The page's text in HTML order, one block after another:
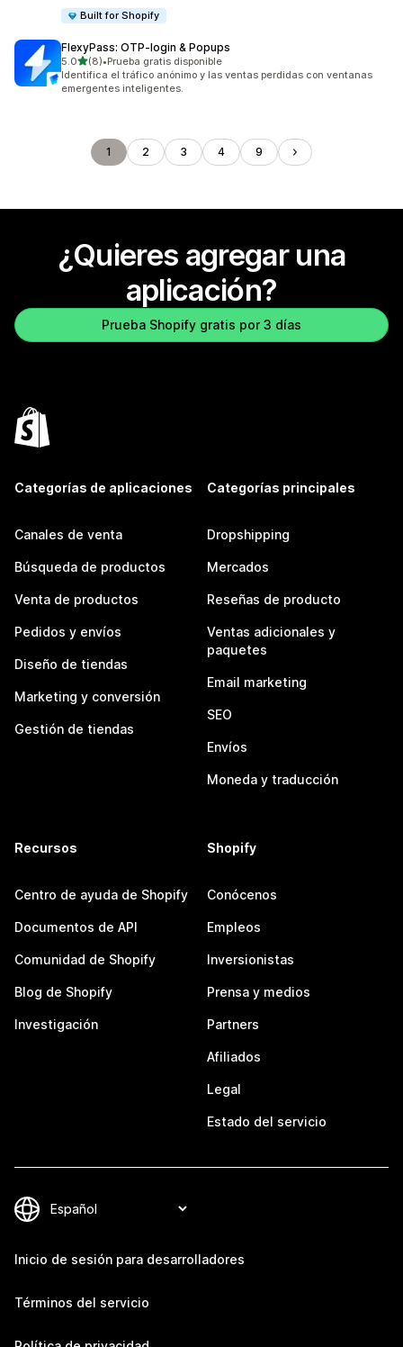
Built for Shopify
FlexyPass: OTP‑login & Popups
5.0de 5 estrellas
(8)
8 reseñas en total
•Prueba gratis disponible
Identifica el tráfico anónimo y las ventas perdidas con ventanas
emergentes inteligentes.
1 2 3 4 9
¿Quieres agregar una
aplicación?
Prueba Shopify gratis por 3 días
Categorías de aplicaciones
Canales de venta
Búsqueda de productos
Venta de productos
Pedidos y envíos
Diseño de tiendas
Marketing y conversión
Gestión de tiendas
Categorías principales
Dropshipping
Mercados
Reseñas de producto
Ventas adicionales y
paquetes
Email marketing
SEO
Envíos
Moneda y traducción
Recursos
Centro de ayuda de Shopify
Documentos de API
Comunidad de Shopify
Blog de Shopify
Investigación
Shopify
Conócenos
Empleos
Inversionistas
Prensa y medios
Partners
Afiliados
Legal
Estado del servicio
Inicio de sesión para desarrolladores
Términos del servicio